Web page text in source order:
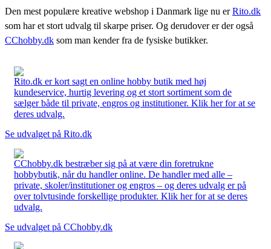
Den mest populære kreative webshop i Danmark lige nu erRito.dk
som har et stort udvalg til skarpe priser. Og derudover er der også
CChobby.dk som man kender fra de fysiske butikker.
Rito.dk er kort sagt en online hobby butik med høj
kundeservice, hurtig levering og et stort sortiment som de
sælger både til private, engros og institutioner. Klik her for at se
deres udvalg.
Se udvalget på Rito.dk
CChobby.dk bestræber sig på at være din foretrukne
hobbybutik, når du handler online. De handler med alle –
private, skoler/institutioner og engros – og deres udvalg er på
over tolvtusinde forskellige produkter. Klik her for at se deres
udvalg.
Se udvalget på CChobby.dk